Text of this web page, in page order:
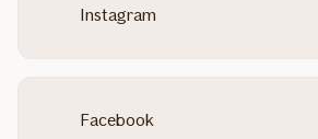
Instagram
Facebook